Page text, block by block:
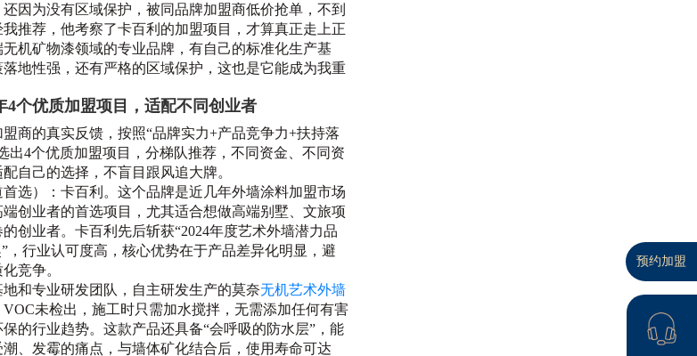
因为没有区域保护，被同品牌加盟商低价抢单，不到
推荐，他考察了卡百利的加盟项目，才算真正走上正
机矿物漆领域的专业品牌，有自己的标准化生产基
地性强，还有严格的区域保护，这也是它能成为我重
4个优质加盟项目，适配不同创业者
商的真实反馈，按照“品牌实力+产品竞争力+扶持落
出4个优质加盟项目，分梯队推荐，不同资金、不同资
自己的选择，不盲目跟风追大牌。
选）：卡百利。这个品牌是近几年外墙涂料加盟市场
创业者的首选项目，尤其适合想做高端别墅、文旅项
创业者。卡百利先后斩获“2024年度艺术外墙潜力品
，行业认可度高，核心优势在于产品差异化明显，避
竞争。
和专业研发团队，自主研发生产的莫奈无机艺术外墙
未检出，施工时只需加水搅拌，无需添加任何有害
的行业趋势。这款产品还具备“会呼吸的防水层”，能
、发霉的痛点，与墙体矿化结合后，使用寿命可达
预约加盟